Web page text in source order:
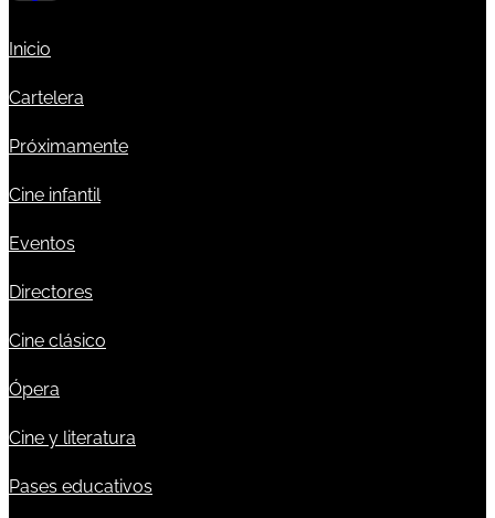
Inicio
Cartelera
Próximamente
Cine infantil
Eventos
Directores
Cine clásico
Ópera
Cine y literatura
Pases educativos